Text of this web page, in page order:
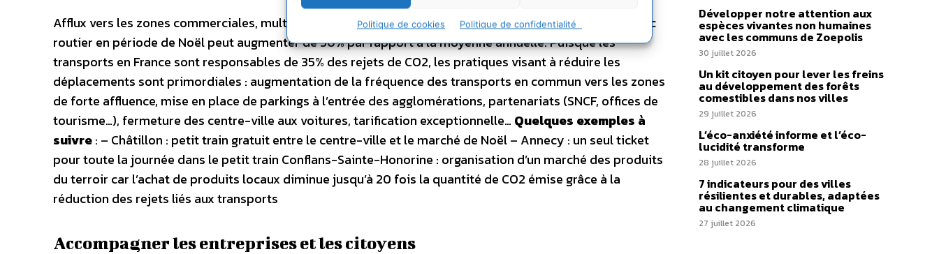
Politique de cookies Politique de confidentialité
Afflux vers les zones commerciales, multiplication des voyages pour rassembler familles et amis, le trafic
routier en période de Noël peut augmenter de 50% par rapport à la moyenne annuelle. Puisque les
transports en France sont responsables de 35% des rejets de CO2, les pratiques visant à réduire les
déplacements sont primordiales : augmentation de la fréquence des transports en commun vers les zones
de forte affluence, mise en place de parkings à l’entrée des agglomérations, partenariats (SNCF, offices de
tourisme…), fermeture des centre-ville aux voitures, tarification exceptionnelle… Quelques exemples à
suivre: – Châtillon : petit train gratuit entre le centre-ville et le marché de Noël – Annecy : un seul ticket
pour toute la journée dans le petit train Conflans-Sainte-Honorine : organisation d’un marché des produits
du terroir car l’achat de produits locaux diminue jusqu’à 20 fois la quantité de CO2 émise grâce à la
réduction des rejets liés aux transports
Accompagner les entreprises et les citoyens
Développer notre attention aux
espèces vivantes non humaines
avec les communs de Zoepolis
30 juillet 2026
Un kit citoyen pour lever les freins
au développement des forêts
comestibles dans nos villes
29 juillet 2026
L’éco-anxiété informe et l’éco-
lucidité transforme
28 juillet 2026
7 indicateurs pour des villes
résilientes et durables, adaptées
au changement climatique
27 juillet 2026